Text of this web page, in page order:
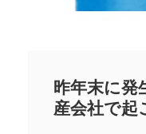
昨年末に発
産会社で起